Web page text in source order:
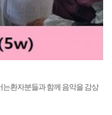
는환자분들과 함께 음악을 감상